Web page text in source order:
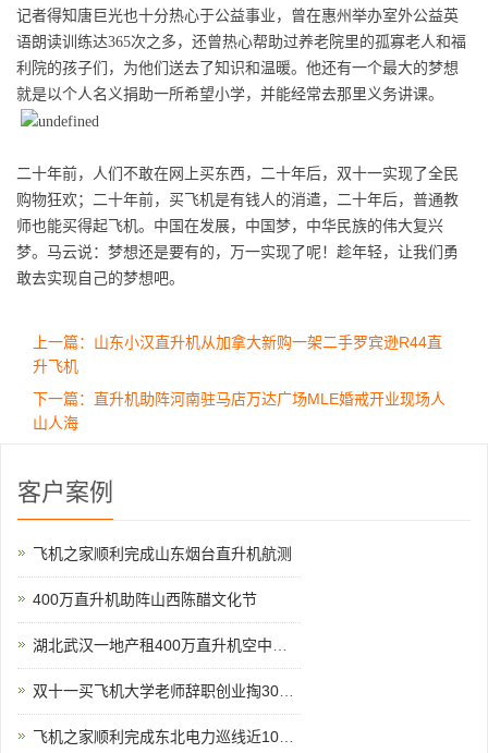
记者得知唐巨光也十分热心于公益事业， 曾在惠州举办室外公益英
语朗读训练达365次之多，还曾热心帮助过养老院里的孤寡老人和福
利院的孩子们，为他们送去了知识和温暖。他还有一个最大的梦想
就是以个人名义捐助一所希望小学， 并能经常去那里义务讲课。
二十年前，人们不敢在网上买东西，二十年后，双十一实现了全民
购物狂欢；二十年前，买飞机是有钱人的消遣，二十年后，普通教
师也能买得起飞机。 中国 在发展， 中国梦， 中华民族的伟大复兴
梦。马云说：梦想还是要有的，万一实现了呢！趁年轻，让我们勇
敢去实现自己的梦想吧。
上一篇：山东小汉直升机从加拿大新购一架二手罗宾逊R44直
升飞机
下一篇：直升机助阵河南驻马店万达广场MLE婚戒开业现场人
山人海
客户案例
飞机之家顺利完成山东烟台直升机航测
400万直升机助阵山西陈醋文化节